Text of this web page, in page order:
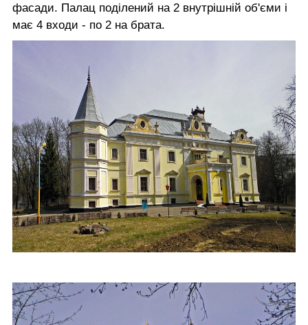
фасади. Палац поділений на 2 внутрішній об'єми і
має 4 входи - по 2 на брата.